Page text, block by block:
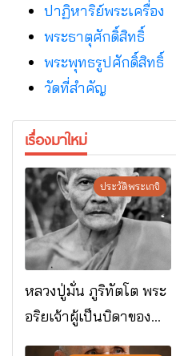
ปาฏิหาริย์พระเครื่อง
พระธาตุศักดิ์สิทธิ์
พระพุทธรูปศักดิ์สิทธิ์
วัดที่สําคัญ
เรื่องมาใหม่
ประวัติพระเกจิ
หลวงปู่มั่น ภูริทัตโต พระ
อริยเจ้าผู้เป็นบิดาของ
พระกรรมฐาน